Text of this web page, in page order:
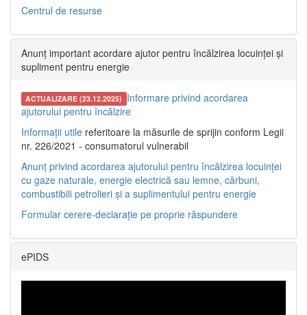
Centrul de resurse
Anunț important acordare ajutor pentru încălzirea locuinței și
supliment pentru energie
ACTUALIZARE (23.12.2025) Informare privind acordarea
ajutorului pentru încălzire
Informații utile referitoare la măsurile de sprijin conform Legii
nr. 226/2021 - consumatorul vulnerabil
Anunț privind acordarea ajutorului pentru încălzirea locuinței
cu gaze naturale, energie electrică sau lemne, cărbuni,
combustibili petrolieri și a suplimentului pentru energie
Formular cerere-declarație pe proprie răspundere
ePIDS